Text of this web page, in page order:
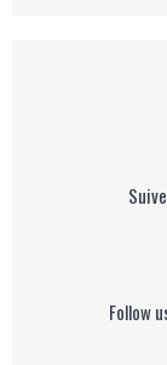
Follow